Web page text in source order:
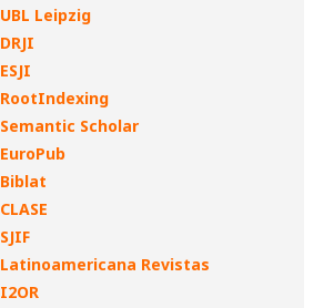
UBL Leipzig
DRJI
ESJI
RootIndexing
Semantic Scholar
EuroPub
Biblat
CLASE
SJIF
Latinoamericana Revistas
I2OR